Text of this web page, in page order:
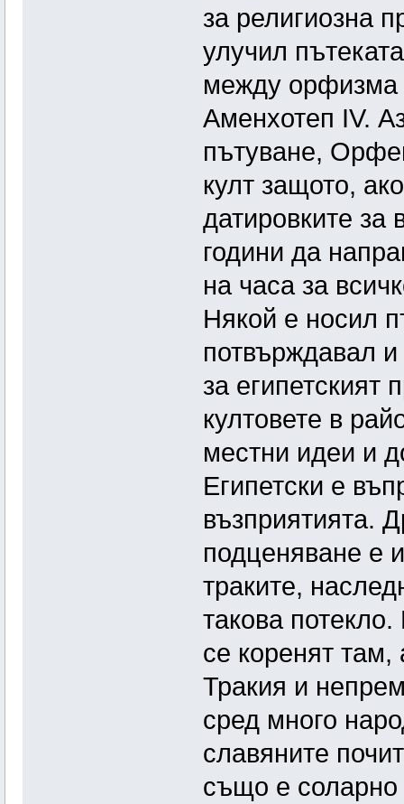
за религиозна
улучил
между орфизма
Аменхотеп IV.
пътуване,
култ защото,
датировките за
години да
на часа за
Някой е носил
потвърждавал и
за египетският
култовете в
местни идеи и
Египетски е
възприятията.
подценяване е
траките,
такова
се коренят
Тракия и
сред много
славяните
също е соларно